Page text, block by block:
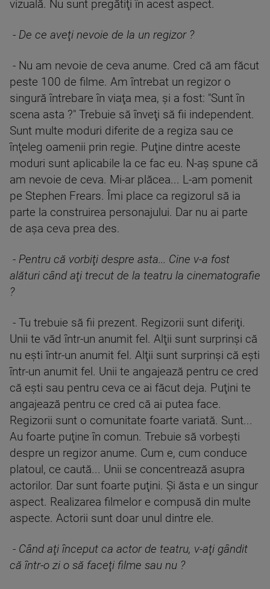
vizuală. Nu sunt pregătiţi în acest aspect.
- De ce aveţi nevoie de la un regizor ?
- Nu am nevoie de ceva anume. Cred că am făcut
peste 100 de filme. Am întrebat un regizor o
singură întrebare în viaţa mea, şi a fost: "Sunt în
scena asta ?" Trebuie să înveţi să fii independent.
Sunt multe moduri diferite de a regiza sau ce
înţeleg oamenii prin regie. Puţine dintre aceste
moduri sunt aplicabile la ce fac eu. N-aş spune că
am nevoie de ceva. Mi-ar plăcea... L-am pomenit
pe Stephen Frears. Îmi place ca regizorul să ia
parte la construirea personajului. Dar nu ai parte
de aşa ceva prea des.
- Pentru că vorbiţi despre asta... Cine v-a fost
alături când aţi trecut de la teatru la cinematografie
?
- Tu trebuie să fii prezent. Regizorii sunt diferiţi.
Unii te văd într-un anumit fel. Alţii sunt surprinşi că
nu eşti într-un anumit fel. Alţii sunt surprinşi că eşti
într-un anumit fel. Unii te angajează pentru ce cred
că eşti sau pentru ceva ce ai făcut deja. Puţini te
angajează pentru ce cred că ai putea face.
Regizorii sunt o comunitate foarte variată. Sunt...
Au foarte puţine în comun. Trebuie să vorbeşti
despre un regizor anume. Cum e, cum conduce
platoul, ce caută... Unii se concentrează asupra
actorilor. Dar sunt foarte puţini. Şi ăsta e un singur
aspect. Realizarea filmelor e compusă din multe
aspecte. Actorii sunt doar unul dintre ele.
- Când aţi început ca actor de teatru, v-aţi gândit
că într-o zi o să faceţi filme sau nu ?